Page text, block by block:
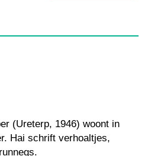
(Ureterp, 1946) woont in
Hai schrift verhoaltjes,